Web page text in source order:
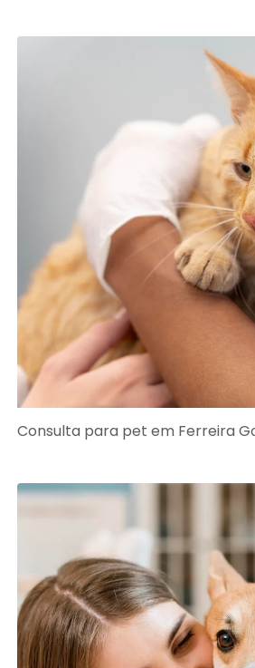
Consulta para pet em Ferreira